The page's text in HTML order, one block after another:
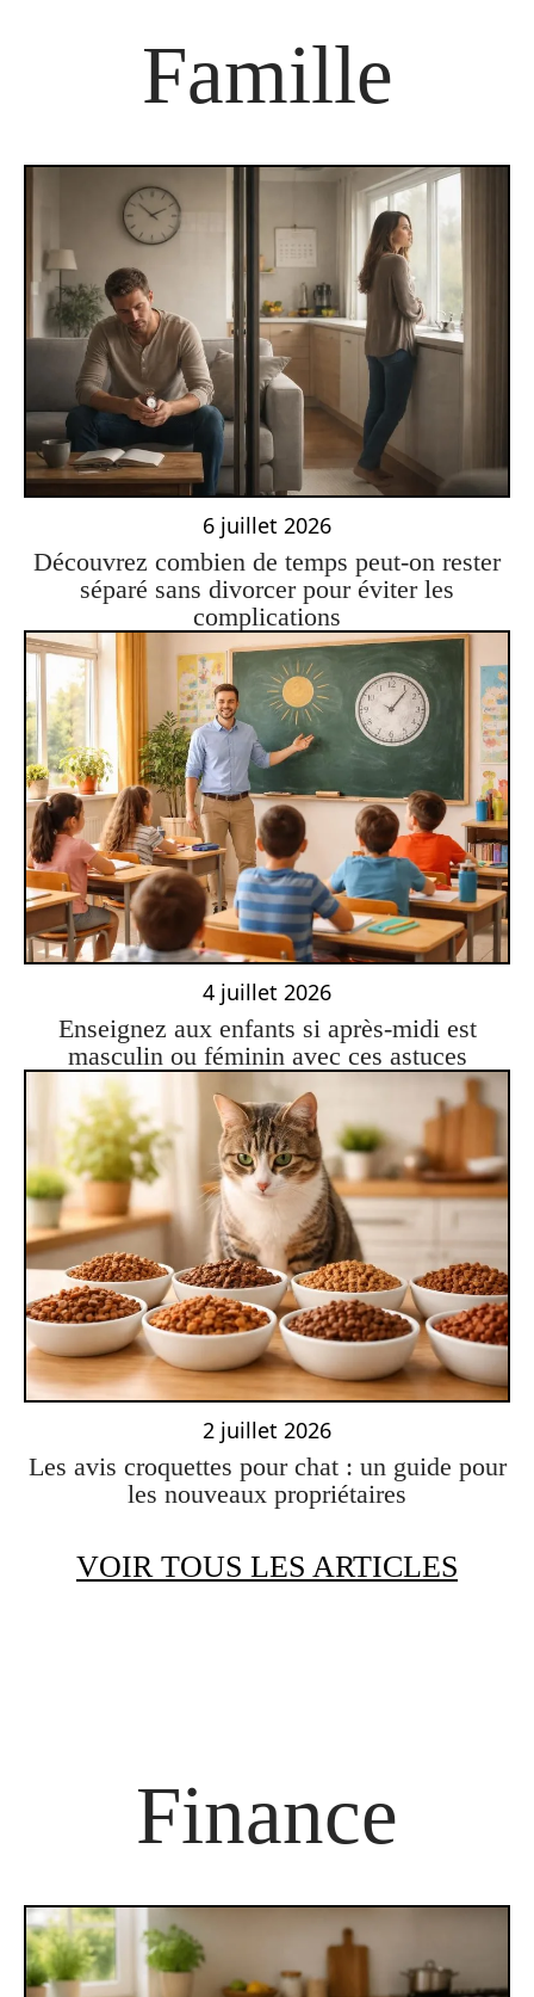
Famille
6 juillet 2026
Découvrez combien de temps peut-on rester
séparé sans divorcer pour éviter les
complications
4 juillet 2026
Enseignez aux enfants si après-midi est
masculin ou féminin avec ces astuces
2 juillet 2026
Les avis croquettes pour chat : un guide pour
les nouveaux propriétaires
VOIR TOUS LES ARTICLES
Finance